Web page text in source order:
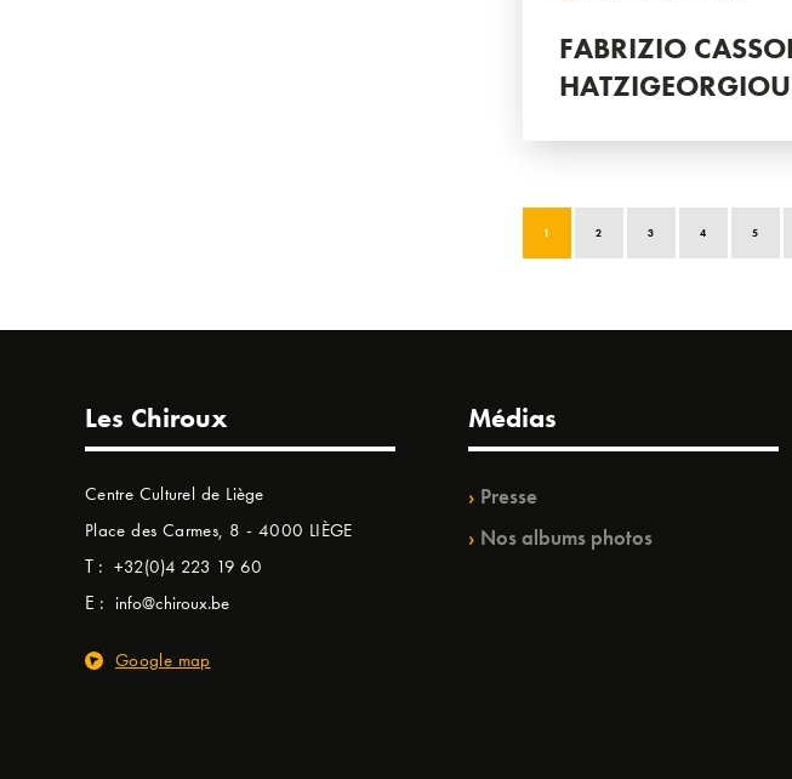
FABRIZIO
HATZIGEORGIOU
1 2 3 4 5
Les Chiroux
Centre Culturel de Liège
Place des Carmes, 8 - 4000 LIÈGE
T : +32(0)4 223 19 60
E : info@chiroux.be
Google map
Médias
Presse
Nos albums photos